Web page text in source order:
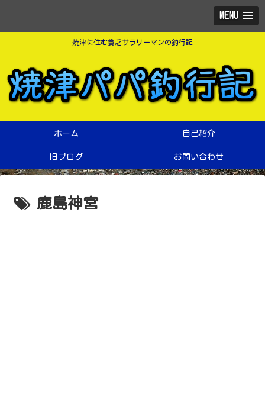
MENU
焼津に住む貧乏サラリーマンの釣行記
ホーム 自己紹介
旧ブログ お問い合わせ
鹿島神宮